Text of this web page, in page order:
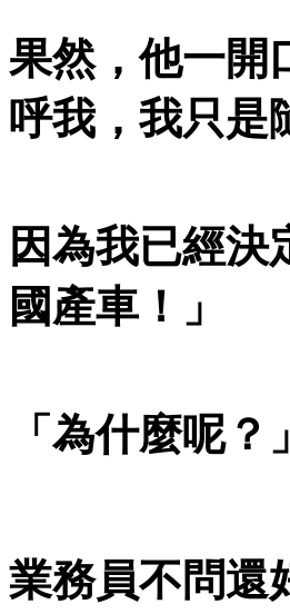
果然，他一開
呼我，我只是
因為我已經決
國產車！」
「為什麼呢？」
業務員不問還